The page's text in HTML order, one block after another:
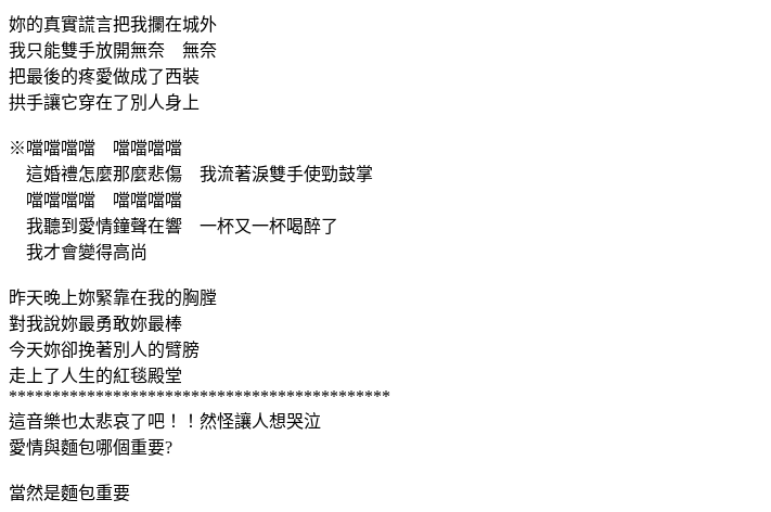
妳的真實謊言把我攔在城外
我只能雙手放開無奈 無奈
把最後的疼愛做成了西裝
拱手讓它穿在了別人身上
※噹噹噹噹 噹噹噹噹
這婚禮怎麼那麼悲傷 我流著淚雙手使勁鼓掌
噹噹噹噹 噹噹噹噹
我聽到愛情鐘聲在響 一杯又一杯喝醉了
我才會變得高尚
昨天晚上妳緊靠在我的胸膛
對我說妳最勇敢妳最棒
今天妳卻挽著別人的臂膀
走上了人生的紅毯殿堂
********************************************
這音樂也太悲哀了吧！！然怪讓人想哭泣
愛情與麵包哪個重要?
當然是麵包重要